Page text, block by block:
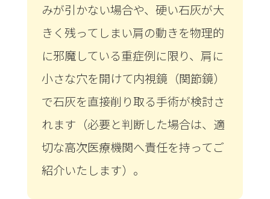
みが引かない場合や、硬い石灰が大
きく残ってしまい肩の動きを物理的
に邪魔している重症例に限り、肩に
小さな穴を開けて内視鏡（関節鏡）
で石灰を直接削り取る手術が検討さ
れます（必要と判断した場合は、適
切な高次医療機関へ責任を持ってご
紹介いたします）。